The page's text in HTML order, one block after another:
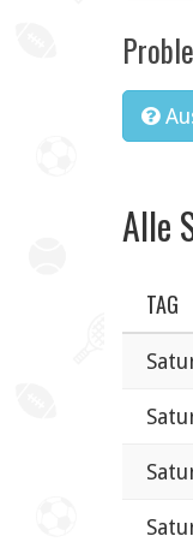
Alle
TAG